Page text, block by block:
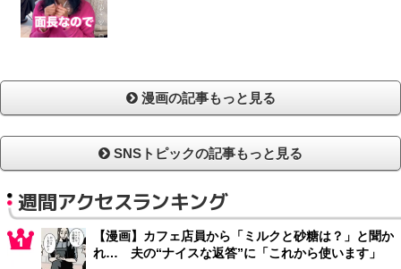
漫画の記事もっと見る
SNSトピックの記事もっと見る
週間アクセスランキング
【漫画】カフェ店員から「ミルクと砂糖は？」と聞か
れ… 夫の“ナイスな返答”に「これから使います」